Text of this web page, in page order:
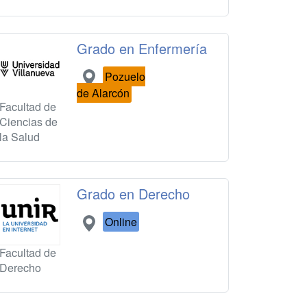
Facultad de
Ciencias de
la Salud
Grado en Enfermería
Pozuelo
de Alarcón
Facultad de
Derecho
Grado en Derecho
Online